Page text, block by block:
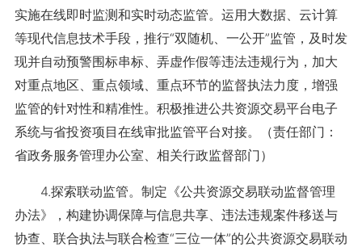
实施在线即时监测和实时动态监管。运用大数据、云计算
等现代信息技术手段，推行“双随机、一公开”监管，及时发
现并自动预警围标串标、弄虚作假等违法违规行为，加大
对重点地区、重点领域、重点环节的监督执法力度，增强
监管的针对性和精准性。积极推进公共资源交易平台电子
系统与省投资项目在线审批监管平台对接。（责任部门：
省政务服务管理办公室、相关行政监督部门）
4.探索联动监管。制定《公共资源交易联动监督管理
办法》，构建协调保障与信息共享、违法违规案件移送与
协查、联合执法与联合检查“三位一体”的公共资源交易联动